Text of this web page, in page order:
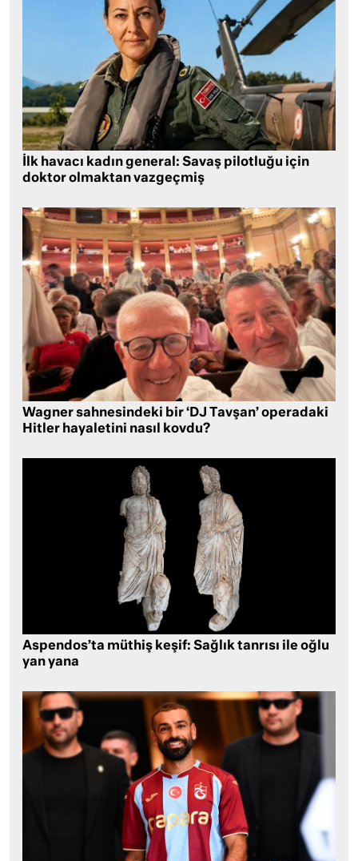
İlk havacı kadın general: Savaş pilotluğu için
doktor olmaktan vazgeçmiş
Wagner sahnesindeki bir ‘DJ Tavşan’ operadaki
Hitler hayaletini nasıl kovdu?
Aspendos’ta müthiş keşif: Sağlık tanrısı ile oğlu
yan yana